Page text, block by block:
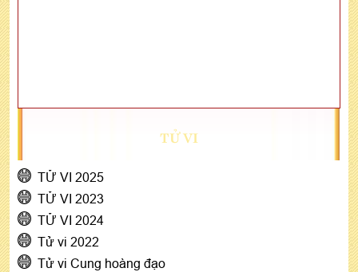
TỬ VI
TỬ VI 2025
TỬ VI 2023
TỬ VI 2024
Tử vi 2022
Tử vi Cung hoàng đạo